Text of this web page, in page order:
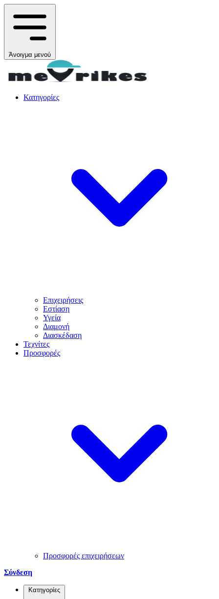
Άνοιγμα μενού
Κατηγορίες
Επιχειρήσεις
Εστίαση
Υγεία
Διαμονή
Διασκέδαση
Τεχνίτες
Προσφορές
Προσφορές επιχειρήσεων
Σύνδεση
Κατηγορίες